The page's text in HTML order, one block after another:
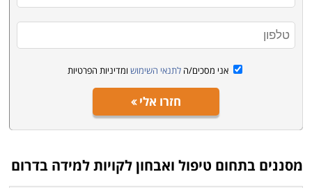
ועוד.
אני מסכים/ה לתנאי השימוש ומדיניות הפרטיות
חזרו אלי
מסננים בתחום טיפול ואבחון לקויות למידה בדרום